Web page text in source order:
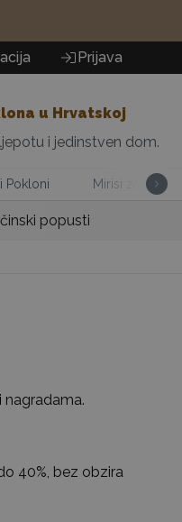
Prijava
u Hrvatskoj
i jedinstven dom.
Pokloni Mirisi za Dom
popusti
nagradama.
40%, bez obzira